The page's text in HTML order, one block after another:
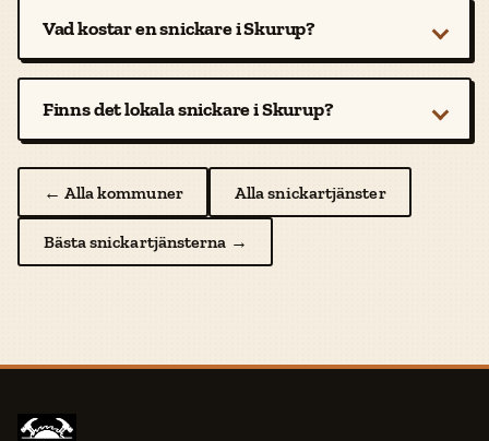
Vad kostar en snickare i Skurup?
Finns det lokala snickare i Skurup?
← Alla kommuner Alla snickartjänster
Bästa snickartjänsterna →